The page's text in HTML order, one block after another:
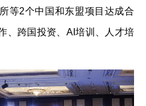
等2个中国和东盟项目达成合
、跨国投资、AI培训、人才培